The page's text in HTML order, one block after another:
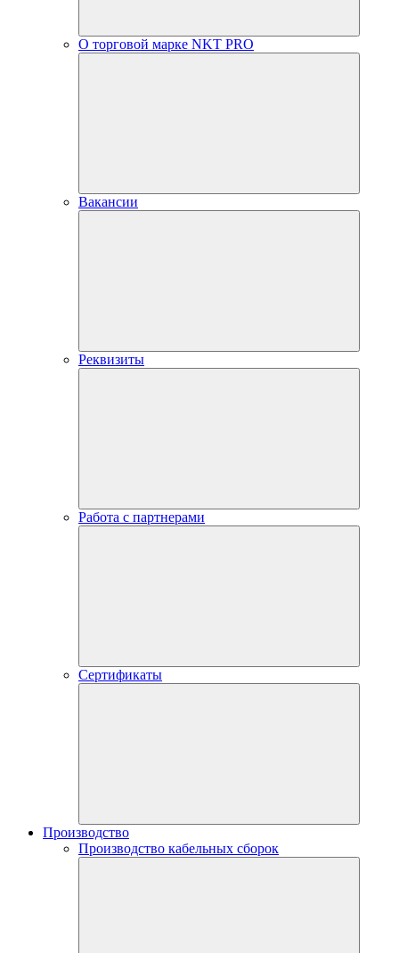
О торговой марке NKT PRO
Вакансии
Реквизиты
Работа с партнерами
Сертификаты
Производство
Производство кабельных сборок